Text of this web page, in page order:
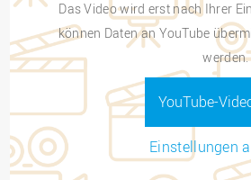
Das Video wird erst nach Ihrer
können Daten an YouTube
werden.
YouTube-
Einstellungen